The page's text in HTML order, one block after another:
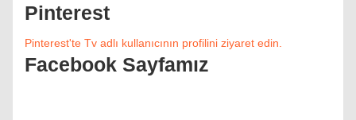
Pinterest
Pinterest'te Tv adlı kullanıcının profilini ziyaret edin.
Facebook Sayfamız